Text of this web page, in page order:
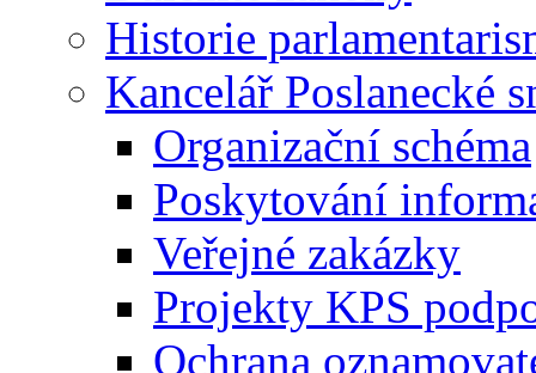
Historie
Kancelář Poslanecké
Organizační schéma
Poskytování
Veřejné zakázky
Projekty KPS
Ochrana